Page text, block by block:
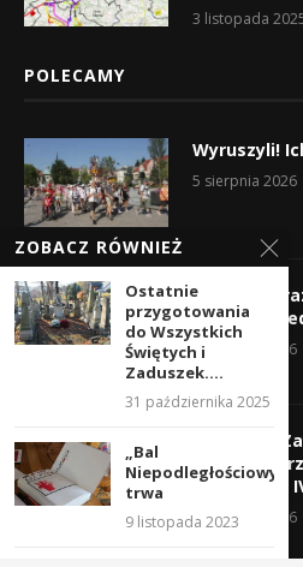
3 listopada
POLECAMY
Wyruszyli!
5 sierpnia 2026
Gorąco,
chronić
4 sierpnia 2026
Krzysztof
wzmocni
nazwisko z
3 sierpnia 2026
ZOBACZ RÓWNIEŻ
Ostatnie
przygotowania
do Wszystkich
Świętych i
Zaduszek....
31 października 2025
„Bal
Niepodległościowy”
trwa
9 listopada 2023